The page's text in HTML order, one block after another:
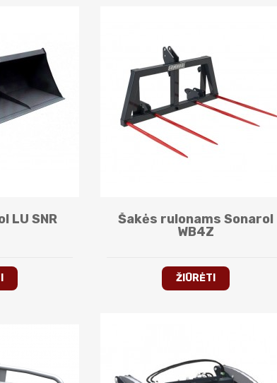
LU SNR
Šakės rulonams Sonarol
WB4Z
ŽIŪRĖTI